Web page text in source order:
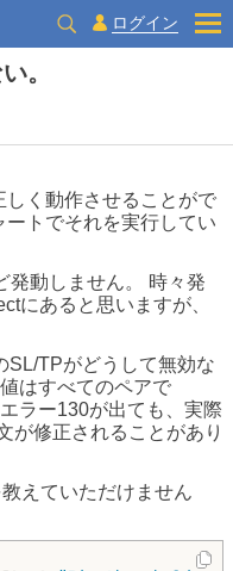
ログイン
。
く動作させることがで
トでそれを実行してい
発動しません。 時々発
にあると思いますが、
SL/TPがどうして無効な
はすべてのペアで
ラー130が出ても、実際
が修正されることがあり
えていただけません